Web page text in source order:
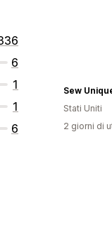
6
1
1
6
Sew
Stati Uniti
2 giorni di